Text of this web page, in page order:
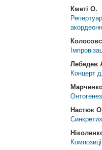
Кметі О.
Лебедев
Концерт
Настюк